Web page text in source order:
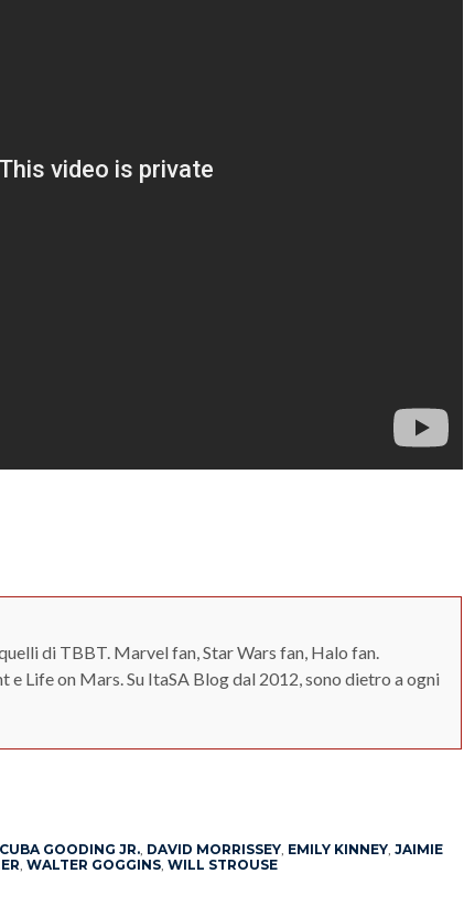
di TBBT. Marvel fan, Star Wars fan, Halo fan.
Life on Mars. Su ItaSA Blog dal 2012, sono dietro a ogni
CUBA GOODING JR., DAVID MORRISSEY, EMILY KINNEY, JAIMIE
, WALTER GOGGINS, WILL STROUSE